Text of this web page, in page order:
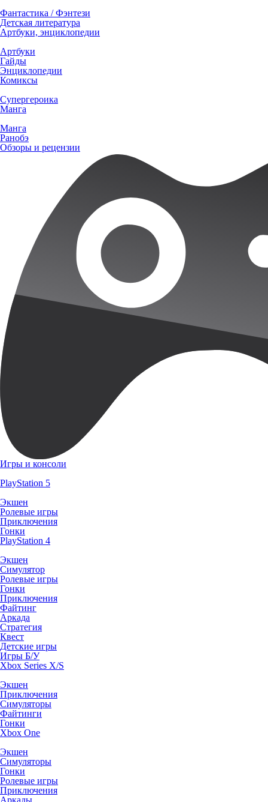
Фантастика / Фэнтези
Детская литература
Артбуки, энциклопедии
Артбуки
Гайды
Энциклопедии
Комиксы
Супергероика
Манга
Манга
Ранобэ
Обзоры и рецензии
Игры и консоли
PlayStation 5
Экшен
Ролевые игры
Приключения
Гонки
PlayStation 4
Экшен
Симулятор
Ролевые игры
Гонки
Приключения
Файтинг
Аркада
Стратегия
Квест
Детские игры
Игры Б/У
Xbox Series X/S
Экшен
Приключения
Симуляторы
Файтинги
Гонки
Xbox One
Экшен
Симуляторы
Гонки
Ролевые игры
Приключения
Аркады